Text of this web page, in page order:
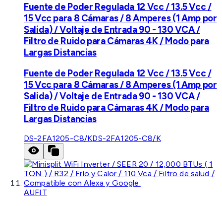
Fuente de Poder Regulada 12 Vcc / 13.5 Vcc /
15 Vcc para 8 Cámaras / 8 Amperes (1 Amp por
Salida) / Voltaje de Entrada 90 - 130 VCA /
Filtro de Ruido para Cámaras 4K / Modo para
Largas Distancias
Fuente de Poder Regulada 12 Vcc / 13.5 Vcc /
15 Vcc para 8 Cámaras / 8 Amperes (1 Amp por
Salida) / Voltaje de Entrada 90 - 130 VCA /
Filtro de Ruido para Cámaras 4K / Modo para
Largas Distancias
DS-2FA1205-C8/KDS-2FA1205-C8/K
AUFIT